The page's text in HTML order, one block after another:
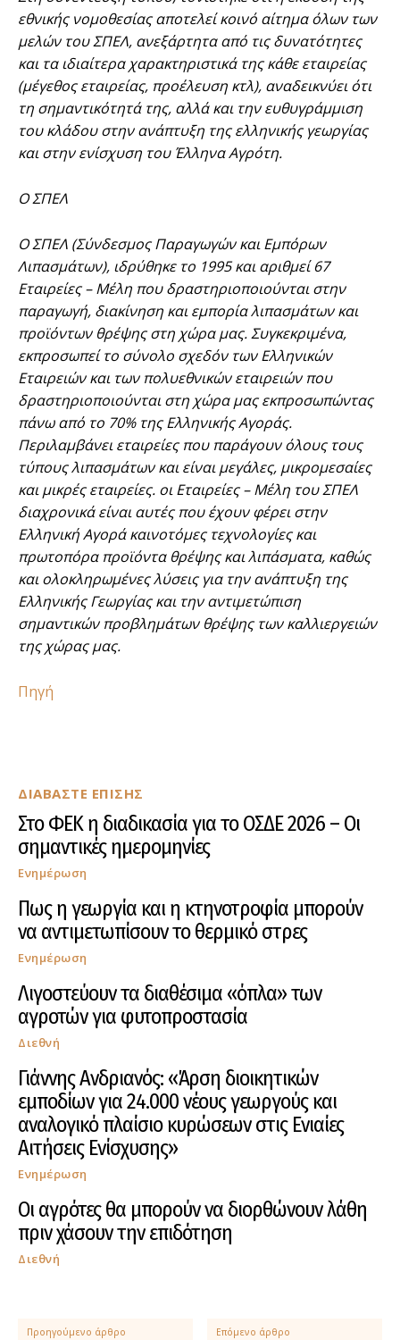
ΔΙΑΒΑΣΤΕ ΕΠΙΣΗΣ
Στο ΦΕΚ η διαδικασία για το ΟΣΔΕ 2026 – Οι
σημαντικές ημερομηνίες
Ενημέρωση
Πως η γεωργία και η κτηνοτροφία μπορούν
να αντιμετωπίσουν το θερμικό στρες
Ενημέρωση
Λιγοστεύουν τα διαθέσιμα «όπλα» των
αγροτών για φυτοπροστασία
Διεθνή
Γιάννης Ανδριανός: «Άρση διοικητικών
εμποδίων για 24.000 νέους γεωργούς και
αναλογικό πλαίσιο κυρώσεων στις Ενιαίες
Αιτήσεις Ενίσχυσης»
Ενημέρωση
Οι αγρότες θα μπορούν να διορθώνουν λάθη
πριν χάσουν την επιδότηση
Διεθνή
εθνικής νομοθεσίας αποτελεί κοινό αίτημα όλων των
μελών του ΣΠΕΛ, ανεξάρτητα από τις δυνατότητες
και τα ιδιαίτερα χαρακτηριστικά της κάθε εταιρείας
(μέγεθος εταιρείας, προέλευση κτλ), αναδεικνύει ότι
τη σημαντικότητά της, αλλά και την ευθυγράμμιση
του κλάδου στην ανάπτυξη της ελληνικής γεωργίας
και στην ενίσχυση του Έλληνα Αγρότη.
Ο ΣΠΕΛ
Ο ΣΠΕΛ (Σύνδεσμος Παραγωγών και Εμπόρων
Λιπασμάτων), ιδρύθηκε το 1995 και αριθμεί 67
Εταιρείες – Μέλη που δραστηριοποιούνται στην
παραγωγή, διακίνηση και εμπορία λιπασμάτων και
προϊόντων θρέψης στη χώρα μας. Συγκεκριμένα,
εκπροσωπεί το σύνολο σχεδόν των Ελληνικών
Εταιρειών και των πολυεθνικών εταιρειών που
δραστηριοποιούνται στη χώρα μας εκπροσωπώντας
πάνω από το 70% της Ελληνικής Αγοράς.
Περιλαμβάνει εταιρείες που παράγουν όλους τους
τύπους λιπασμάτων και είναι μεγάλες, μικρομεσαίες
και μικρές εταιρείες. οι Εταιρείες – Μέλη του ΣΠΕΛ
διαχρονικά είναι αυτές που έχουν φέρει στην
Ελληνική Αγορά καινοτόμες τεχνολογίες και
πρωτοπόρα προϊόντα θρέψης και λιπάσματα, καθώς
και ολοκληρωμένες λύσεις για την ανάπτυξη της
Ελληνικής Γεωργίας και την αντιμετώπιση
σημαντικών προβλημάτων θρέψης των καλλιεργειών
της χώρας μας.
Πηγή
Προηγούμενο άρθρο
Επόμενο άρθρο